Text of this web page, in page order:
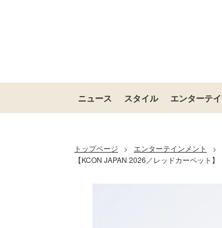
ニュース スタイル エンターテ
トップページ > エンターテインメント >
【KCON JAPAN 2026／レッドカーペット】